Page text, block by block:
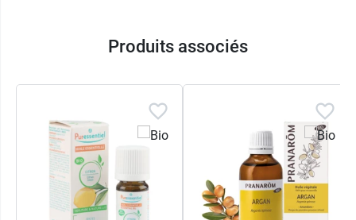
conseillons la lecture de notre fiche-conseils.
Cette huile, mélangée à de l'huile essentielle de
cannelle et de l'
huile essentielle de santal jaune
(Santalum austro. var. oustrocaledonicum)
associée à de l'huile végétale de germe de blé,
Produits associés